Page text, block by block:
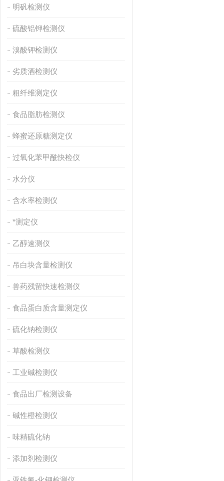
明矾检测仪
硫酸铝钾检测仪
溴酸钾检测仪
劣质酒检测仪
粗纤维测定仪
食品脂肪检测仪
蜂蜜还原糖测定仪
过氧化苯甲酰快检仪
水分仪
含水率检测仪
*测定仪
乙醇速测仪
吊白块含量检测仪
兽药残留快速检测仪
食品蛋白质含量测定仪
硫化钠检测仪
草酸检测仪
工业碱检测仪
食品出厂检测设备
碱性橙检测仪
味精硫化钠
添加剂检测仪